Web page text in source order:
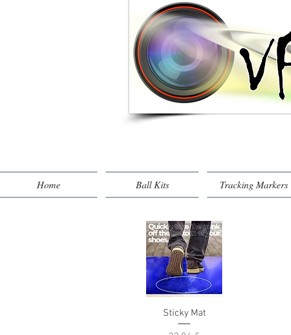
Home Ball Kits Tracking Markers
Rychlý náhled
Sticky Mat